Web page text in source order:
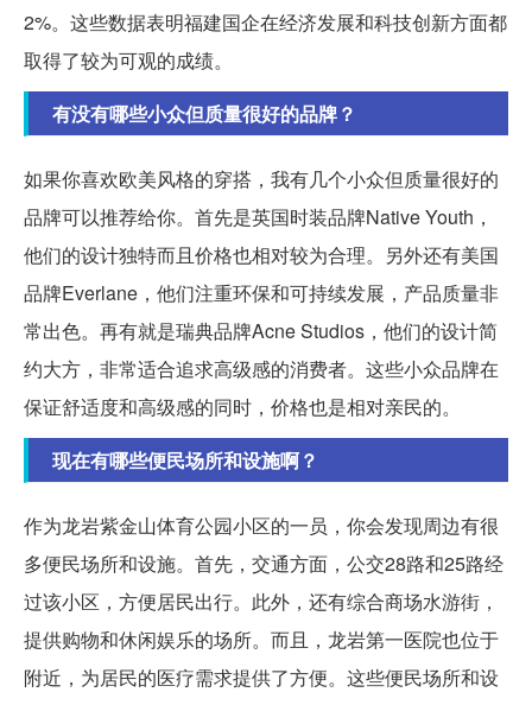
2%。这些数据表明福建国企在经济发展和科技创新方面都
取得了较为可观的成绩。
有没有哪些小众但质量很好的品牌？
如果你喜欢欧美风格的穿搭，我有几个小众但质量很好的
品牌可以推荐给你。首先是英国时装品牌Native Youth，
他们的设计独特而且价格也相对较为合理。另外还有美国
品牌Everlane，他们注重环保和可持续发展，产品质量非
常出色。再有就是瑞典品牌Acne Studios，他们的设计简
约大方，非常适合追求高级感的消费者。这些小众品牌在
保证舒适度和高级感的同时，价格也是相对亲民的。
现在有哪些便民场所和设施啊？
作为龙岩紫金山体育公园小区的一员，你会发现周边有很
多便民场所和设施。首先，交通方面，公交28路和25路经
过该小区，方便居民出行。此外，还有综合商场水游街，
提供购物和休闲娱乐的场所。而且，龙岩第一医院也位于
附近，为居民的医疗需求提供了方便。这些便民场所和设